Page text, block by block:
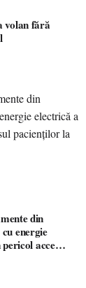
volan fără
din
energie
accesul